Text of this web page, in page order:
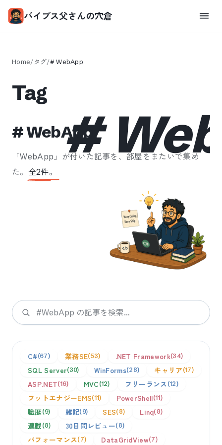
バイブス父さんの穴倉
Home/タグ/#WebApp
#
Tag
#WebApp
「WebApp 」が付いた記事を、部屋をまたいで集め
た。 全2件。
検索
C# 67 業務SE 53 .NET Framework 34
SQL Server 30 WinForms 28 キャリア 17
ASP.NET 16 MVC 12 フリーランス 12
フットエナジーEMS 11 PowerShell 11
職歴 9 雑記 9 SES 8 Linq 8
連載 8 30日間レビュー 8
パフォーマンス 7 DataGridView 7